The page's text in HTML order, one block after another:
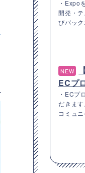
・Expo
開発・
びバッ
NEW
ECプ
・ECプ
だきま
コミュ